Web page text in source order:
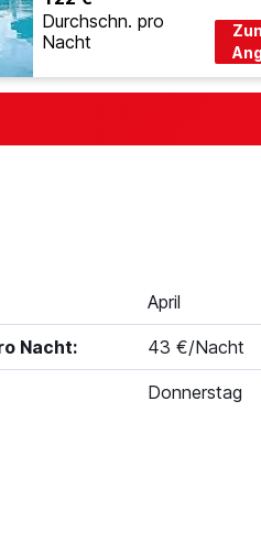
Durchschn. pro
Nacht
April
Nacht: 43 €/Nacht
Donnerstag